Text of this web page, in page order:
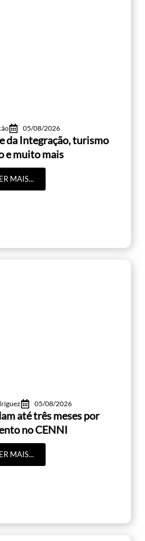
05/08/2026
da Integração, turismo
e muito mais
MAIS...
05/08/2026
até três meses por
no CENNI
MAIS...